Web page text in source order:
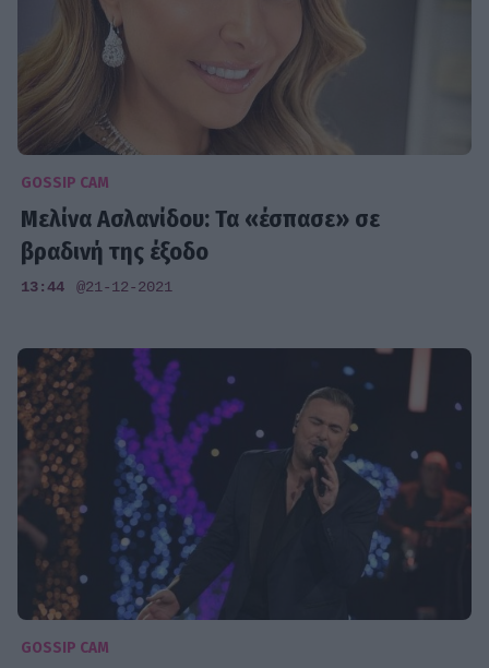
GOSSIP CAM
Μελίνα Ασλανίδου: Τα «έσπασε» σε
βραδινή της έξοδο
13:44 @21-12-2021
GOSSIP CAM